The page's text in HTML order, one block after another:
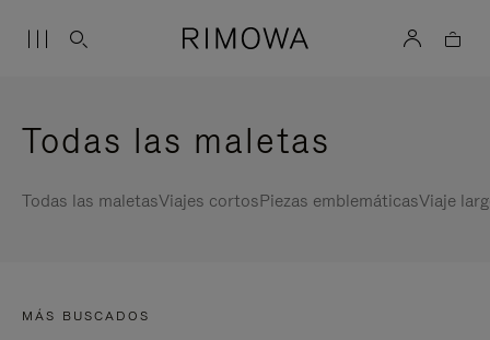
Todas las maletas
Todas las maletasViajes cortosPiezas emblemáticasViaje
MÁS BUSCADOS